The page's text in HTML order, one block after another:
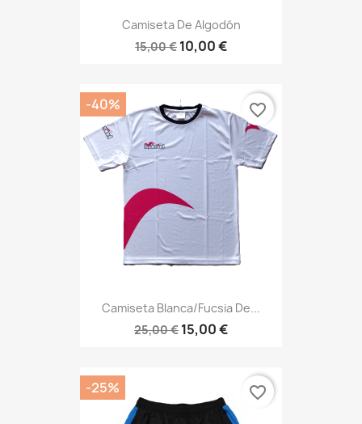
Camiseta De Algodón
15,00 € 10,00 €
Camiseta Blanca/fucsia De...
25,00 € 15,00 €
-40% favorite_border
-25% favorite_border